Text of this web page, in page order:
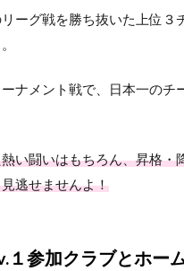
ーグ戦を勝ち抜いた上位３
ナメント戦で、日本一のチ
い闘いはもちろん、昇格・
逃せませんよ！
１参加クラブとホー